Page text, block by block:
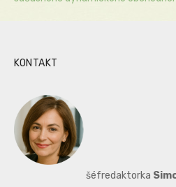
KONTAKT
šéfredaktorka